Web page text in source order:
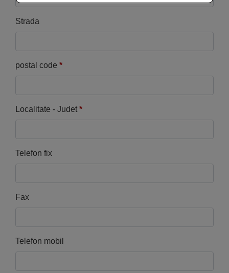
Strada
postal code *
Localitate - Judet *
Telefon fix
Fax
Telefon mobil